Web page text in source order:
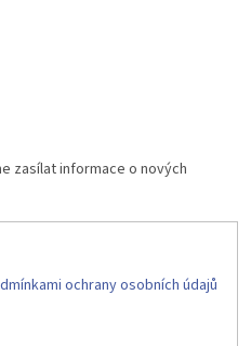
zasílat informace o nových
ochrany osobních údajů